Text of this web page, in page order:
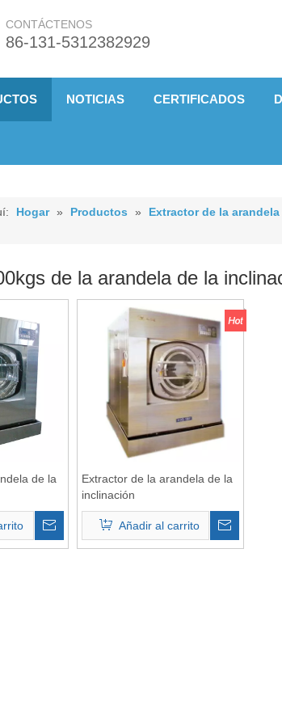
CONTÁCTENOS
86-131-5312382929
NOTICIAS CERTIFICADOS
Hogar » Productos » Extractor de la
de la arandela de la
de la
Extractor de la arandela de la
inclinación
Añadir al carrito